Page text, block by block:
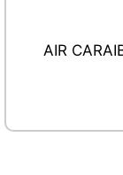
I-CLIP -